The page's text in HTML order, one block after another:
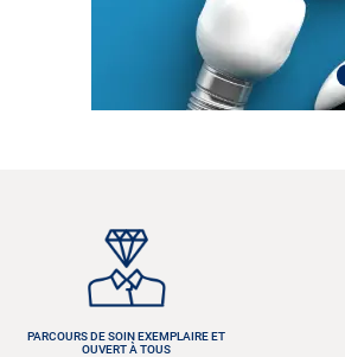
PARCOURS DE SOIN EXEMPLAIRE ET
OUVERT À TOUS